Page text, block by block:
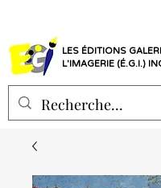
LES ÉDITIONS
L'IMAGERIE (É.G.I.)